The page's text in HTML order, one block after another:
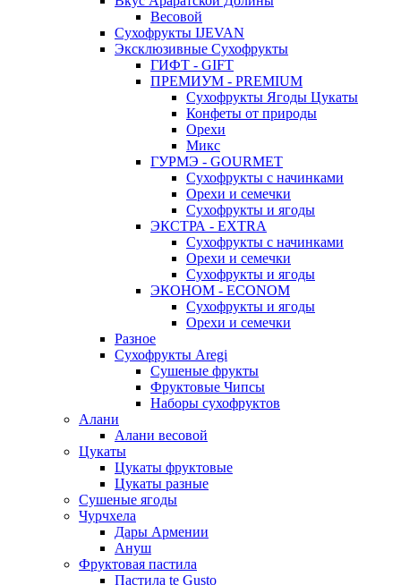
Весовой
Сухофрукты IJEVAN
Эксклюзивные Сухофрукты
ГИФТ - GIFT
ПРЕМИУМ - PREMIUM
Сухофрукты Ягоды Цукаты
Конфеты от природы
Орехи
Микс
ГУРМЭ - GOURMET
Сухофрукты с начинками
Орехи и семечки
Сухофрукты и ягоды
ЭКСТРА - EXTRA
Сухофрукты с начинками
Орехи и семечки
Сухофрукты и ягоды
ЭКОНОМ - ECONOM
Сухофрукты и ягоды
Орехи и семечки
Разное
Сухофрукты Aregi
Сушеные фрукты
Фруктовые Чипсы
Наборы сухофруктов
Алани
Алани весовой
Цукаты
Цукаты фруктовые
Цукаты разные
Сушеные ягоды
Чурчхела
Дары Армении
Ануш
Фруктовая пастила
Пастила te Gusto